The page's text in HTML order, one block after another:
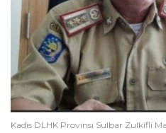
Kadis DLHK Provinsi Sulbar Zulkifli